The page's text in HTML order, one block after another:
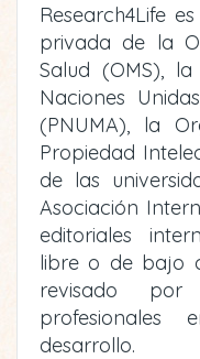
Research4Life
privada de la
Salud (OMS),
Naciones
(PNUMA), la
Propiedad
de las
Asociación
editoriales
libre o de bajo
revisado
desarrollo.